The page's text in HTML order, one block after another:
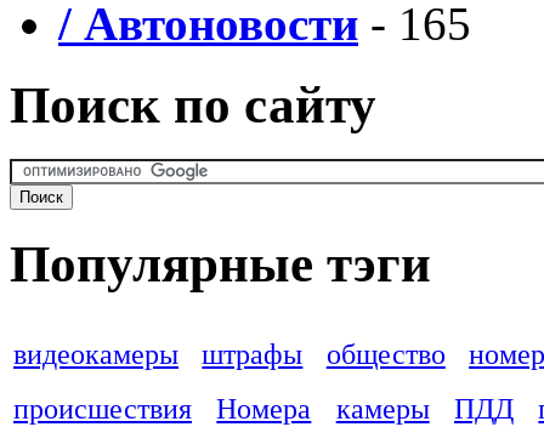
/ Автоновости - 165
Поиск по сайту
Популярные тэги
видеокамеры штрафы общество
происшествия
Номера камеры ПДД